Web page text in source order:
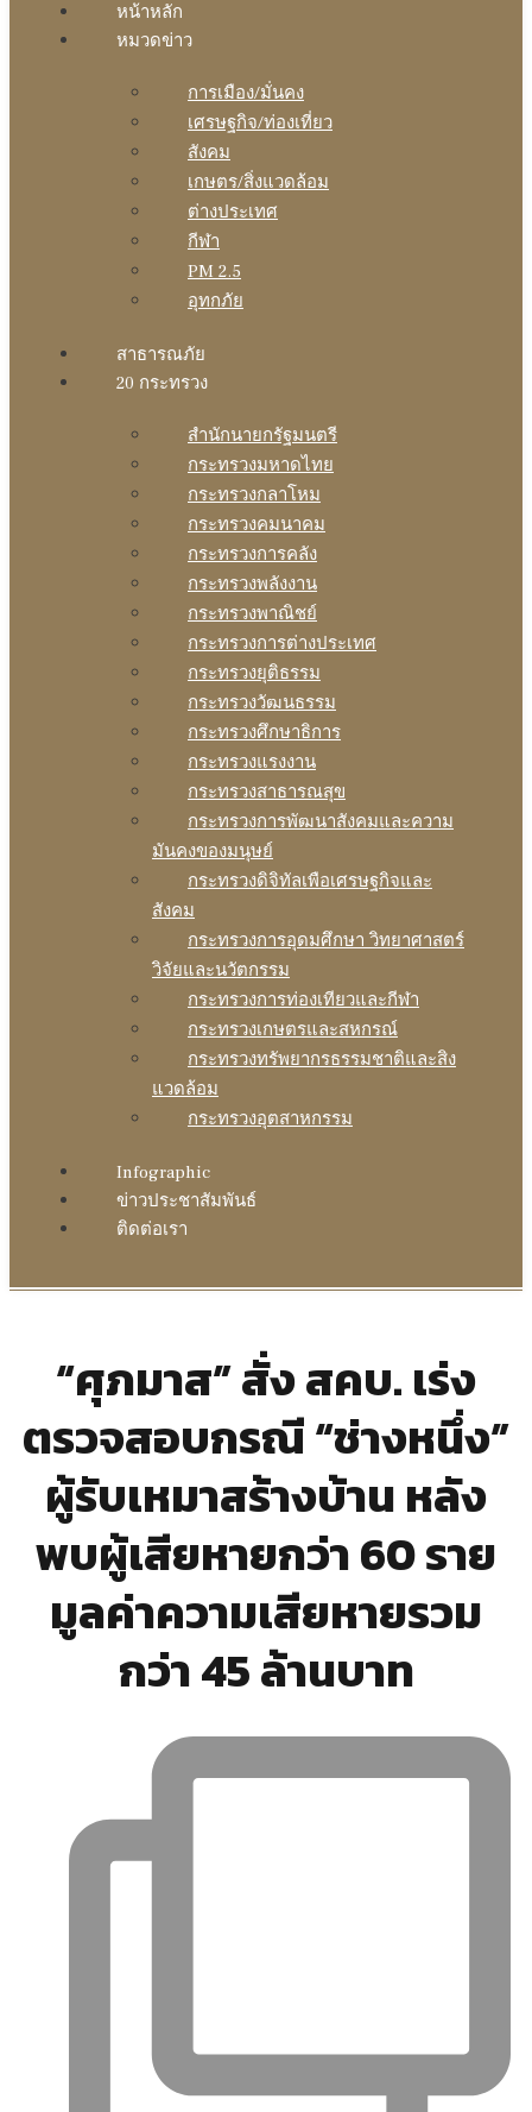
หน้าหลัก
หมวดข่าว
การเมือง/มั่นคง
เศรษฐกิจ/ท่องเที่ยว
สังคม
เกษตร/สิ่งแวดล้อม
ต่างประเทศ
กีฬา
PM 2.5
อุทกภัย
สาธารณภัย
20 กระทรวง
สํานักนายกรัฐมนตรี
กระทรวงมหาดไทย
กระทรวงกลาโหม
กระทรวงคมนาคม
กระทรวงการคลัง
กระทรวงพลังงาน
กระทรวงพาณิชย์
กระทรวงการต่างประเทศ
กระทรวงยุติธรรม
กระทรวงวัฒนธรรม
กระทรวงศึกษาธิการ
กระทรวงแรงงาน
กระทรวงสาธารณสุข
กระทรวงการพัฒนาสังคมและความ
มันคงของมนุษย์
กระทรวงดิจิทัลเพือเศรษฐกิจและ
สังคม
กระทรวงการอุดมศึกษา วิทยาศาสตร์
วิจัยและนวัตกรรม
กระทรวงการท่องเทียวและกีฬา
กระทรวงเกษตรและสหกรณ์
กระทรวงทรัพยากรธรรมชาติและสิง
แวดล้อม
กระทรวงอุตสาหกรรม
Infographic
ข่าวประชาสัมพันธ์
ติดต่อเรา
“ศุภมาส” สั่ง สคบ. เร่ง
ตรวจสอบกรณี “ช่างหนึ่ง”
ผู้รับเหมาสร้างบ้าน หลัง
พบผู้เสียหายกว่า 60 ราย
มูลค่าความเสียหายรวม
กว่า 45 ล้านบาท